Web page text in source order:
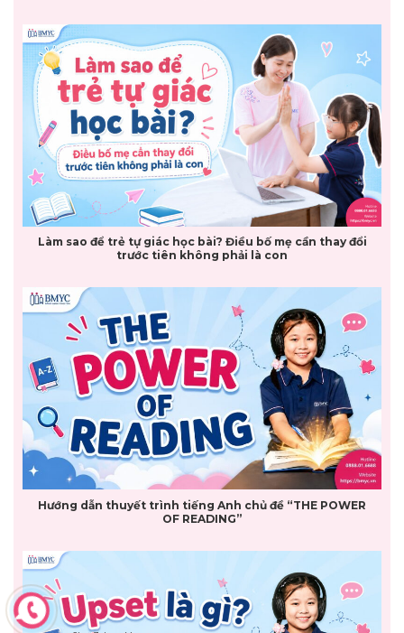
Làm sao để trẻ tự giác học bài? Điều bố mẹ cần thay đổi
trước tiên không phải là con
Hướng dẫn thuyết trình tiếng Anh chủ đề “THE POWER
OF READING”